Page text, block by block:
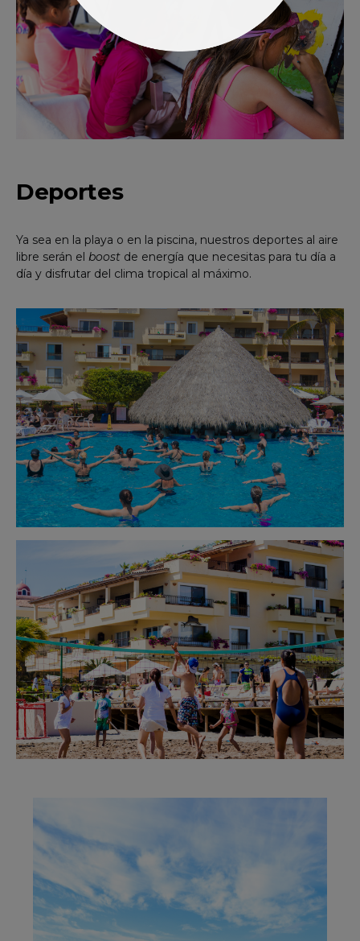
Deportes
Ya sea en la playa o en la piscina, nuestros deportes al aire
libre serán el boost de energía que necesitas para tu día a
día y disfrutar del clima tropical al máximo.